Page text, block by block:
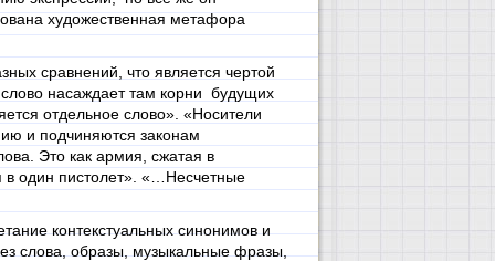
художественная метафора
сравнений, что является чертой
насаждает там корни будущих
отдельное слово». «Носители
и подчиняются законам
Это как армия, сжатая в
один пистолет». «…Несчетные
контекстуальных синонимов и
слова, образы, музыкальные фразы,